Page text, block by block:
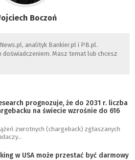
Boczoń
analityk Bankier.pl i PB.pl.
Masz temat lub chcesz
prognozuje, że do 2031 r. liczba
na świecie wzrośnie do 616
zwrotnych (chargeback) zgłaszanych
w USA może przestać być darmowy